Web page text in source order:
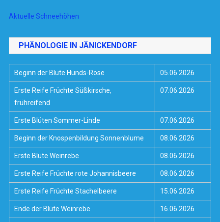
Aktuelle Schneehöhen
PHÄNOLOGIE IN JÄNICKENDORF
Beginn der Blüte Hunds-Rose 05.06.2026
Erste Reife Früchte Süßkirsche,
frühreifend
07.06.2026
Erste Blüten Sommer-Linde 07.06.2026
Beginn der Knospenbildung Sonnenblume 08.06.2026
Erste Blüte Weinrebe 08.06.2026
Erste Reife Früchte rote Johannisbeere 08.06.2026
Erste Reife Früchte Stachelbeere 15.06.2026
Ende der Blüte Weinrebe 16.06.2026